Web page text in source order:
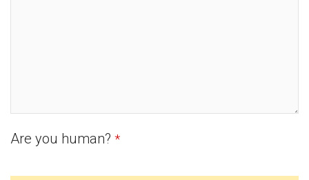
Are you human? *